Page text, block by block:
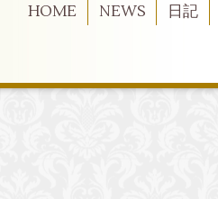
HOME NEWS 日記